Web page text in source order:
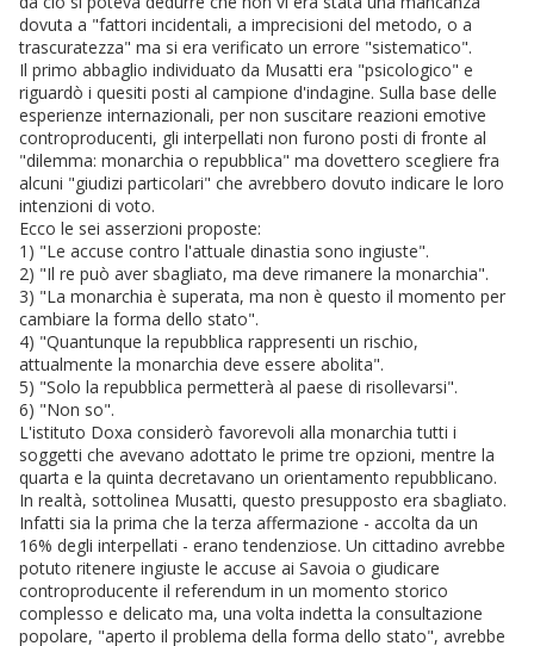
dovuta a "fattori incidentali, a imprecisioni del metodo, o a
trascuratezza" ma si era verificato un errore "sistematico".
Il primo abbaglio individuato da Musatti era "psicologico" e
riguardò i quesiti posti al campione d'indagine. Sulla base delle
esperienze internazionali, per non suscitare reazioni emotive
controproducenti, gli interpellati non furono posti di fronte al
"dilemma: monarchia o repubblica" ma dovettero scegliere fra
alcuni "giudizi particolari" che avrebbero dovuto indicare le loro
intenzioni di voto.
Ecco le sei asserzioni proposte:
1) "Le accuse contro l'attuale dinastia sono ingiuste".
2) "Il re può aver sbagliato, ma deve rimanere la monarchia".
3) "La monarchia è superata, ma non è questo il momento per
cambiare la forma dello stato".
4) "Quantunque la repubblica rappresenti un rischio,
attualmente la monarchia deve essere abolita".
5) "Solo la repubblica permetterà al paese di risollevarsi".
6) "Non so".
L'istituto Doxa considerò favorevoli alla monarchia tutti i
soggetti che avevano adottato le prime tre opzioni, mentre la
quarta e la quinta decretavano un orientamento repubblicano.
In realtà, sottolinea Musatti, questo presupposto era sbagliato.
Infatti sia la prima che la terza affermazione - accolta da un
16% degli interpellati - erano tendenziose. Un cittadino avrebbe
potuto ritenere ingiuste le accuse ai Savoia o giudicare
controproducente il referendum in un momento storico
complesso e delicato ma, una volta indetta la consultazione
popolare, "aperto il problema della forma dello stato", avrebbe